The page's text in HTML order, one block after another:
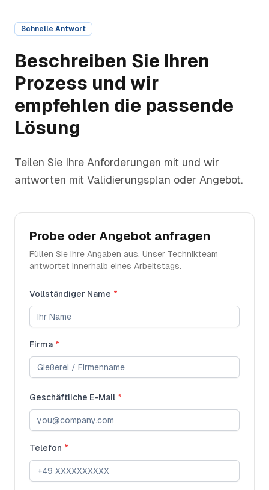
Schnelle Antwort
Beschreiben Sie Ihren
Prozess und wir
empfehlen die passende
Lösung
Teilen Sie Ihre Anforderungen mit und wir
antworten mit Validierungsplan oder Angebot.
Probe oder Angebot anfragen
Füllen Sie Ihre Angaben aus. Unser Technikteam
antwortet innerhalb eines Arbeitstags.
Vollständiger Name *
Firma *
Geschäftliche E-Mail *
Telefon *